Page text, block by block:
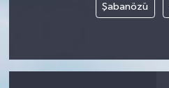
Şabanözü